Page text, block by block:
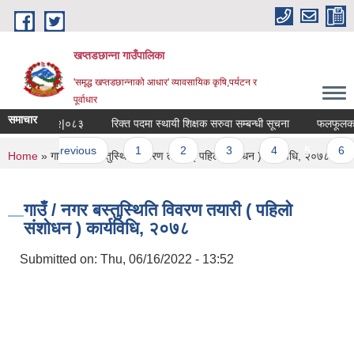
Skip to main content
खप्तडछान्ना गाउँपालिका
'समृद्ध खप्तडछान्नाको आधार' व्यावसायिक कृषि,पर्यटन र
पूर्वाधार
समाचार२०८२|०८३ रिक्त पदमा स्थायी शिक्षक सरुवा सम्बन्धी सूचना फलफूलका
‹ previous 1 2 3 4 5 6
You are here
Home » गाउँ / नगर बस्तुस्थिति विवरण तयारी ( पहिलो संशोधन ) कार्यविधि, २०७८
गाउँ / नगर बस्तुस्थिति विवरण तयारी ( पहिलो
संशोधन ) कार्यविधि, २०७८
Submitted on: Thu, 06/16/2022 - 13:52